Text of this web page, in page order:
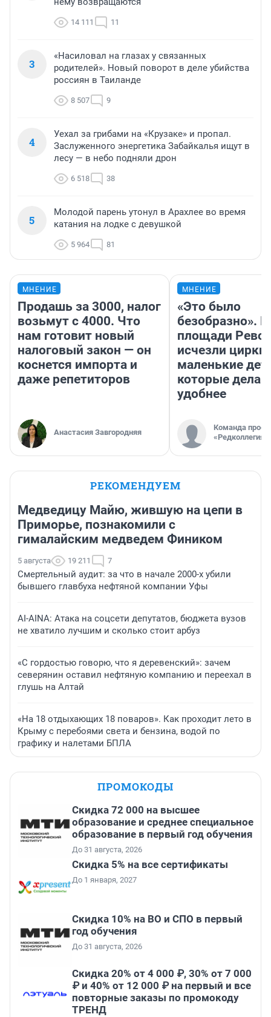
14 111 11
3
«Насиловал на глазах у связанных
родителей». Новый поворот в деле убийства
россиян в Таиланде
8 507 9
4
Уехал за грибами на «Крузаке» и пропал.
Заслуженного энергетика Забайкалья ищут в
лесу — в небо подняли дрон
6 518 38
5
Молодой парень утонул в Арахлее во время
катания на лодке с девушкой
5 964 81
МНЕНИЕ
Продашь за 3000, налог
возьмут с 4000. Что
нам готовит новый
налоговый закон — он
коснется импорта и
даже репетиторов
Анастасия Завгородняя
МНЕНИЕ
«Это было
безобразно».
площади
исчезли цирки
маленькие
которые
удобнее
Команда
«Редколлегия»
РЕКОМЕНДУЕМ
Медведицу Майю, жившую на цепи в
Приморье, познакомили с
гималайским медведем Фиником
5 августа 19 211 7
Смертельный аудит: за что в начале 2000-х убили
бывшего главбуха нефтяной компании Уфы
AI-AINA: Атака на соцсети депутатов, бюджета вузов
не хватило лучшим и сколько стоит арбуз
«С гордостью говорю, что я деревенский»: зачем
северянин оставил нефтяную компанию и переехал в
глушь на Алтай
«На 18 отдыхающих 18 поваров». Как проходит лето в
Крыму с перебоями света и бензина, водой по
графику и налетами БПЛА
ПРОМОКОДЫ
Скидка 72 000 на высшее
образование и среднее специальное
образование в первый год обучения
До 31 августа, 2026
Скидка 5% на все сертификаты
До 1 января, 2027
Скидка 10% на ВО и СПО в первый
год обучения
До 31 августа, 2026
Скидка 20% от 4 000 ₽, 30% от 7 000
₽ и 40% от 12 000 ₽ на первый и все
повторные заказы по промокоду
ТРЕНД